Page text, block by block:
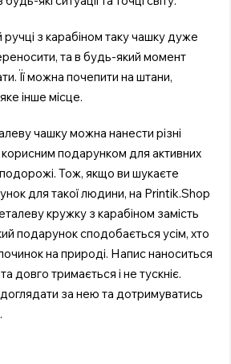
ручці з карабіном таку чашку дуже
та в будь-який момент
Її можна почепити на штани,
інше місце.
чашку можна нанести різні
корисним подарунком для активних
Тож, якщо ви шукаєте
для такої людини, на Printik.Shop
кружку з карабіном замість
подарунок сподобається усім, хто
на природі. Напис наноситься
довго тримається і не тускніє.
за нею та дотримуватись